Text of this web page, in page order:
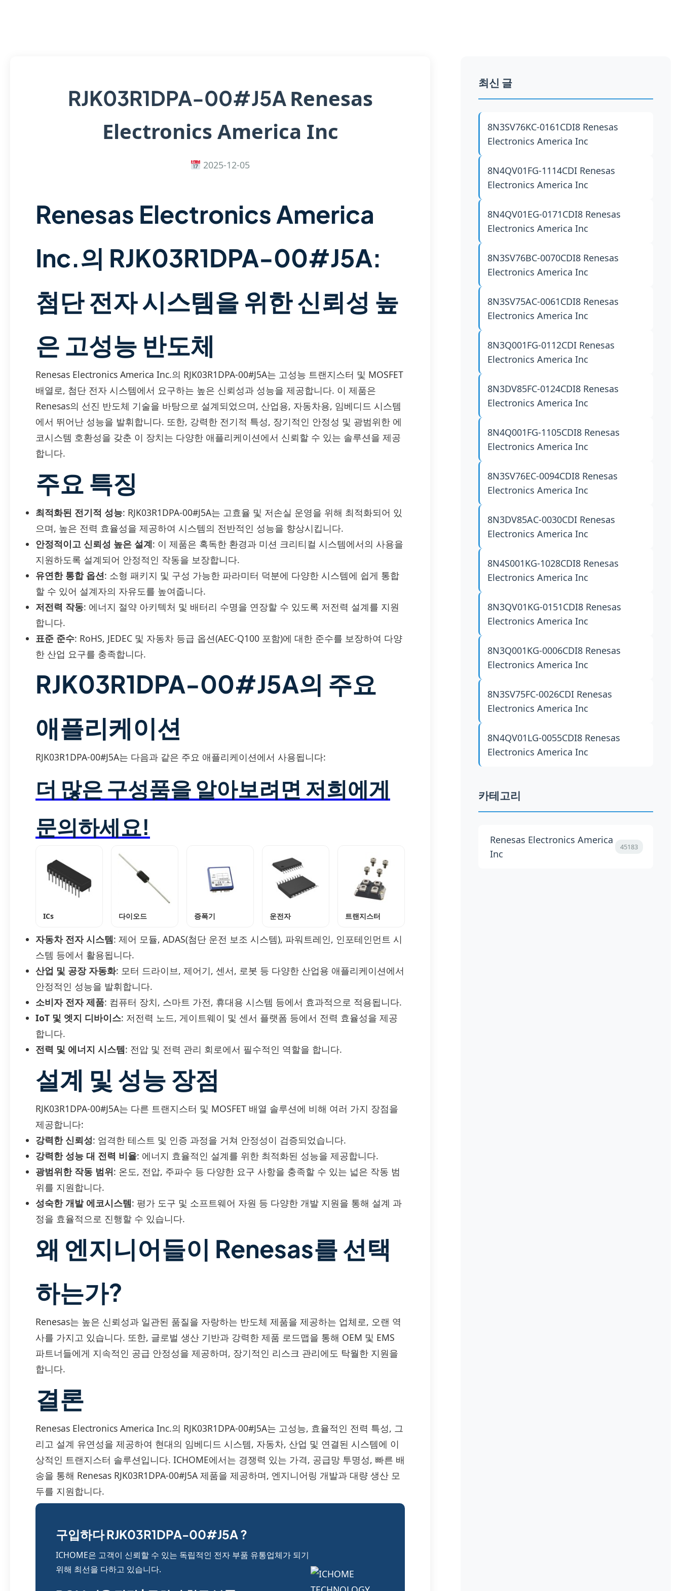
RJK03R1DPA-00#J5ARenesas
Electronics America Inc
2025-12-05
Renesas Electronics America
Inc.의 RJK03R1DPA-00#J5A:
첨단 전자 시스템을 위한 신뢰성 높
은 고성능 반도체
Renesas Electronics America Inc.의 RJK03R1DPA-00#J5A는 고성능 트랜지스터 및 MOSFET
배열로, 첨단 전자 시스템에서 요구하는 높은 신뢰성과 성능을 제공합니다. 이 제품은
Renesas의 선진 반도체 기술을 바탕으로 설계되었으며, 산업용, 자동차용, 임베디드 시스템
에서 뛰어난 성능을 발휘합니다. 또한, 강력한 전기적 특성, 장기적인 안정성 및 광범위한 에
코시스템 호환성을 갖춘 이 장치는 다양한 애플리케이션에서 신뢰할 수 있는 솔루션을 제공
합니다.
주요 특징
최적화된 전기적 성능: RJK03R1DPA-00#J5A는 고효율 및 저손실 운영을 위해 최적화되어 있
으며, 높은 전력 효율성을 제공하여 시스템의 전반적인 성능을 향상시킵니다.
안정적이고 신뢰성 높은 설계: 이 제품은 혹독한 환경과 미션 크리티컬 시스템에서의 사용을
지원하도록 설계되어 안정적인 작동을 보장합니다.
유연한 통합 옵션: 소형 패키지 및 구성 가능한 파라미터 덕분에 다양한 시스템에 쉽게 통합
할 수 있어 설계자의 자유도를 높여줍니다.
저전력 작동: 에너지 절약 아키텍처 및 배터리 수명을 연장할 수 있도록 저전력 설계를 지원
합니다.
표준 준수: RoHS, JEDEC 및 자동차 등급 옵션(AEC-Q100 포함)에 대한 준수를 보장하여 다양
한 산업 요구를 충족합니다.
RJK03R1DPA-00#J5A의 주요
애플리케이션
RJK03R1DPA-00#J5A는 다음과 같은 주요 애플리케이션에서 사용됩니다:
더 많은 구성품을 알아보려면 저희에게
문의하세요!
ICs 다이오드 증폭기 운전자 트랜지스터
자동차 전자 시스템: 제어 모듈, ADAS(첨단 운전 보조 시스템), 파워트레인, 인포테인먼트 시
스템 등에서 활용됩니다.
산업 및 공장 자동화: 모터 드라이브, 제어기, 센서, 로봇 등 다양한 산업용 애플리케이션에서
안정적인 성능을 발휘합니다.
소비자 전자 제품: 컴퓨터 장치, 스마트 가전, 휴대용 시스템 등에서 효과적으로 적용됩니다.
IoT 및 엣지 디바이스: 저전력 노드, 게이트웨이 및 센서 플랫폼 등에서 전력 효율성을 제공
합니다.
전력 및 에너지 시스템: 전압 및 전력 관리 회로에서 필수적인 역할을 합니다.
설계 및 성능 장점
RJK03R1DPA-00#J5A는 다른 트랜지스터 및 MOSFET 배열 솔루션에 비해 여러 가지 장점을
제공합니다:
강력한 신뢰성: 엄격한 테스트 및 인증 과정을 거쳐 안정성이 검증되었습니다.
강력한 성능 대 전력 비율: 에너지 효율적인 설계를 위한 최적화된 성능을 제공합니다.
광범위한 작동 범위: 온도, 전압, 주파수 등 다양한 요구 사항을 충족할 수 있는 넓은 작동 범
위를 지원합니다.
성숙한 개발 에코시스템: 평가 도구 및 소프트웨어 자원 등 다양한 개발 지원을 통해 설계 과
정을 효율적으로 진행할 수 있습니다.
왜 엔지니어들이 Renesas를 선택
하는가?
Renesas는 높은 신뢰성과 일관된 품질을 자랑하는 반도체 제품을 제공하는 업체로, 오랜 역
사를 가지고 있습니다. 또한, 글로벌 생산 기반과 강력한 제품 로드맵을 통해 OEM 및 EMS
파트너들에게 지속적인 공급 안정성을 제공하며, 장기적인 리스크 관리에도 탁월한 지원을
합니다.
결론
Renesas Electronics America Inc.의 RJK03R1DPA-00#J5A는 고성능, 효율적인 전력 특성, 그
리고 설계 유연성을 제공하여 현대의 임베디드 시스템, 자동차, 산업 및 연결된 시스템에 이
상적인 트랜지스터 솔루션입니다. ICHOME에서는 경쟁력 있는 가격, 공급망 투명성, 빠른 배
송을 통해 Renesas RJK03R1DPA-00#J5A 제품을 제공하며, 엔지니어링 개발과 대량 생산 모
두를 지원합니다.
구입하다 RJK03R1DPA-00#J5A ?
ICHOME은 고객이 신뢰할 수 있는 독립적인 전자 부품 유통업체가 되기
위해 최선을 다하고 있습니다.
최신 글
8N3SV76KC-0161CDI8 Renesas
Electronics America Inc
8N4QV01FG-1114CDI Renesas
Electronics America Inc
8N4QV01EG-0171CDI8 Renesas
Electronics America Inc
8N3SV76BC-0070CDI8 Renesas
Electronics America Inc
8N3SV75AC-0061CDI8 Renesas
Electronics America Inc
8N3Q001FG-0112CDI Renesas
Electronics America Inc
8N3DV85FC-0124CDI8 Renesas
Electronics America Inc
8N4Q001FG-1105CDI8 Renesas
Electronics America Inc
8N3SV76EC-0094CDI8 Renesas
Electronics America Inc
8N3DV85AC-0030CDI Renesas
Electronics America Inc
8N4S001KG-1028CDI8 Renesas
Electronics America Inc
8N3QV01KG-0151CDI8 Renesas
Electronics America Inc
8N3Q001KG-0006CDI8 Renesas
Electronics America Inc
8N3SV75FC-0026CDI Renesas
Electronics America Inc
8N4QV01LG-0055CDI8 Renesas
Electronics America Inc
카테고리
Renesas Electronics America
Inc
45183